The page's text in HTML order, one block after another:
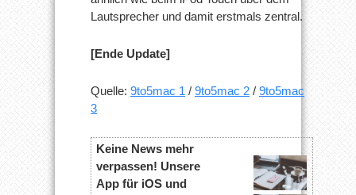
Lautsprecher und damit erstmals zentral.
[Ende Update]
Quelle: 9to5mac 1 / 9to5mac 2 / 9to5mac
3
Keine News mehr
verpassen! Unsere
App für iOS und